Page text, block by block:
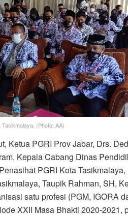
(Photo: AA)
Ketua PGRI Prov Jabar, Drs.
Kepala Cabang Dinas
PGRI Kota
Taupik Rahman, SH,
satu profesi (PGM, IGORA
XXII Masa Bhakti 2020-2021,